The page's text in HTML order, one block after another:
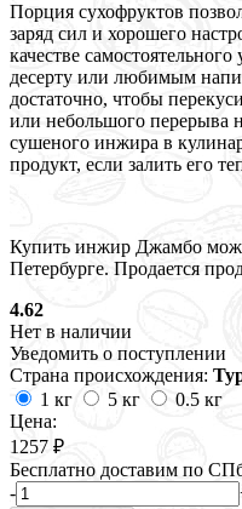
Порция сухофруктов
заряд сил и хорошего
качестве
десерту или любимым
достаточно, чтобы
или небольшого перерыва
сушеного инжира в
продукт, если залить его
Купить инжир Джамбо
Петербурге. Продается
4.62
Нет в наличии
Уведомить о поступлении
Страна происхождения:
1 кг
5 кг
0.5 кг
Цена:
1257 ₽
Бесплатно доставим по
-